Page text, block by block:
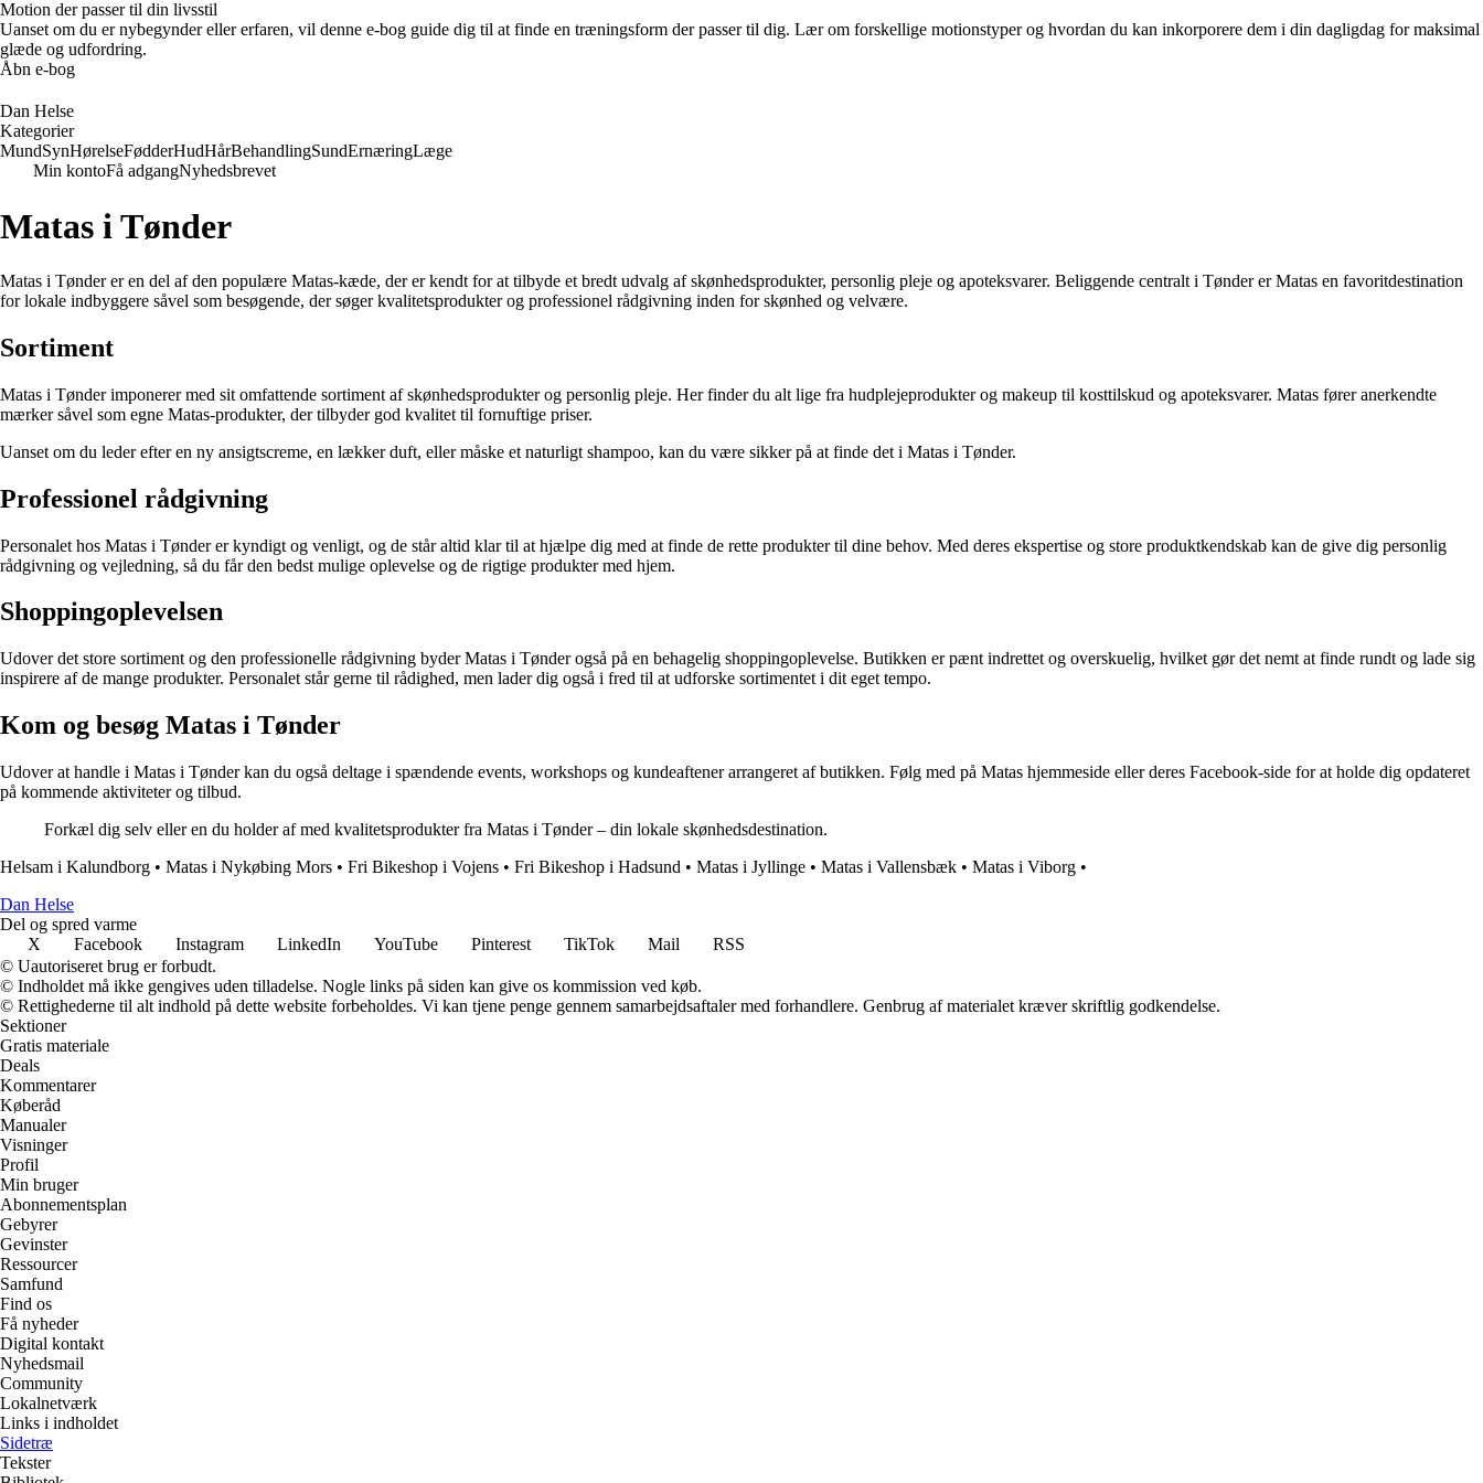
Motion der passer til din livsstil
Uanset om du er nybegynder eller erfaren, vil denne e-bog guide dig til at finde en træningsform der passer til dig. Lær om forskellige motionstyper og hvordan du kan inkorporere dem i din dagligdag for maksimal
glæde og udfordring.
Åbn e-bog
Dan Helse
Kategorier
MundSynHørelseFødderHudHårBehandlingSundErnæringLæge
Min kontoFå adgangNyhedsbrevet
Matas i Tønder
Matas i Tønder er en del af den populære Matas-kæde, der er kendt for at tilbyde et bredt udvalg af skønhedsprodukter, personlig pleje og apoteksvarer. Beliggende centralt i Tønder er Matas en favoritdestination
for lokale indbyggere såvel som besøgende, der søger kvalitetsprodukter og professionel rådgivning inden for skønhed og velvære.
Sortiment
Matas i Tønder imponerer med sit omfattende sortiment af skønhedsprodukter og personlig pleje. Her finder du alt lige fra hudplejeprodukter og makeup til kosttilskud og apoteksvarer. Matas fører anerkendte
mærker såvel som egne Matas-produkter, der tilbyder god kvalitet til fornuftige priser.
Uanset om du leder efter en ny ansigtscreme, en lækker duft, eller måske et naturligt shampoo, kan du være sikker på at finde det i Matas i Tønder.
Professionel rådgivning
Personalet hos Matas i Tønder er kyndigt og venligt, og de står altid klar til at hjælpe dig med at finde de rette produkter til dine behov. Med deres ekspertise og store produktkendskab kan de give dig personlig
rådgivning og vejledning, så du får den bedst mulige oplevelse og de rigtige produkter med hjem.
Shoppingoplevelsen
Udover det store sortiment og den professionelle rådgivning byder Matas i Tønder også på en behagelig shoppingoplevelse. Butikken er pænt indrettet og overskuelig, hvilket gør det nemt at finde rundt og lade sig
inspirere af de mange produkter. Personalet står gerne til rådighed, men lader dig også i fred til at udforske sortimentet i dit eget tempo.
Kom og besøg Matas i Tønder
Udover at handle i Matas i Tønder kan du også deltage i spændende events, workshops og kundeaftener arrangeret af butikken. Følg med på Matas hjemmeside eller deres Facebook-side for at holde dig opdateret
på kommende aktiviteter og tilbud.
Forkæl dig selv eller en du holder af med kvalitetsprodukter fra Matas i Tønder – din lokale skønhedsdestination.
Helsam i Kalundborg • Matas i Nykøbing Mors • Fri Bikeshop i Vojens • Fri Bikeshop i Hadsund • Matas i Jyllinge • Matas i Vallensbæk • Matas i Viborg •
Dan Helse
Del og spred varme
X
Facebook Instagram LinkedIn YouTube Pinterest TikTok Mail
RSS
© Uautoriseret brug er forbudt.
© Indholdet må ikke gengives uden tilladelse. Nogle links på siden kan give os kommission ved køb.
© Rettighederne til alt indhold på dette website forbeholdes. Vi kan tjene penge gennem samarbejdsaftaler med forhandlere. Genbrug af materialet kræver skriftlig godkendelse.
Sektioner
Gratis materiale
Deals
Kommentarer
Køberåd
Manualer
Visninger
Profil
Min bruger
Abonnementsplan
Gebyrer
Gevinster
Ressourcer
Samfund
Find os
Få nyheder
Digital kontakt
Nyhedsmail
Community
Lokalnetværk
Links i indholdet
Sidetræ
Tekster